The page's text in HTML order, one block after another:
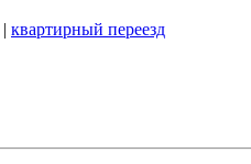
| квартирный переезд